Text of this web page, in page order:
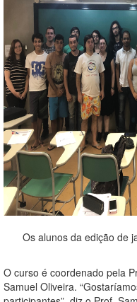
Os alunos da edição de
O curso é coordenado pela
Samuel Oliveira.